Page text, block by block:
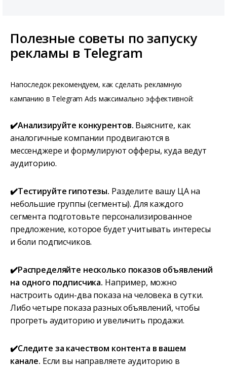
Полезные советы по запуску
рекламы в Telegram
Напоследок рекомендуем, как сделать рекламную
кампанию в Telegram Ads максимально эффективной:
✔️Анализируйте конкурентов. Выясните, как
аналогичные компании продвигаются в
мессенджере и формулируют офферы, куда ведут
аудиторию.
✔️Тестируйте гипотезы. Разделите вашу ЦА на
небольшие группы (сегменты). Для каждого
сегмента подготовьте персонализированное
предложение, которое будет учитывать интересы
и боли подписчиков.
✔️Распределяйте несколько показов объявлений
на одного подписчика. Например, можно
настроить один-два показа на человека в сутки.
Либо четыре показа разных объявлений, чтобы
прогреть аудиторию и увеличить продажи.
✔️Следите за качеством контента в вашем
канале. Если вы направляете аудиторию в